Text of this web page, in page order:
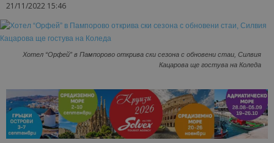
21/11/2022 15:46
Хотел “Орфей” в Пампорово открива ски сезона с обновени стаи, Силвия
Кацарова ще гостува на Коледа